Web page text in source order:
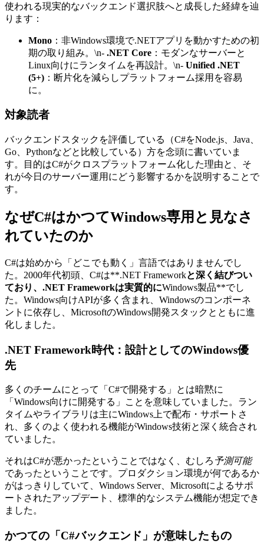
使われる現実的なバックエンド選択肢へと成長した経緯を辿
ります：
Mono ：非Windows環境で.NETアプリを動かすための初
期の取り組み。\n- .NET Core ：モダンなサーバーと
Linux向けにランタイムを再設計。\n- Unified .NET
(5+) ：断片化を減らしプラットフォーム採用を容易
に。
対象読者
バックエンドスタックを評価している（C#をNode.js、Java、
Go、Pythonなどと比較している）方を念頭に書いていま
す。目的はC#がクロスプラットフォーム化した理由と、そ
れが今日のサーバー運用にどう影響するかを説明することで
す。
なぜC#はかつてWindows専用と見なさ
れていたのか
C#は始めから「どこでも動く」言語ではありませんでし
た。2000年代初頭、C#は**.NET Frameworkと深く結びつい
ており、.NET Frameworkは実質的にWindows製品**でし
た。Windows向けAPIが多く含まれ、Windowsのコンポーネ
ントに依存し、MicrosoftのWindows開発スタックとともに進
化しました。
.NET Framework時代：設計としてのWindows優
先
多くのチームにとって「C#で開発する」とは暗黙に
「Windows向けに開発する」ことを意味していました。ラン
タイムやライブラリは主にWindows上で配布・サポートさ
れ、多くのよく使われる機能がWindows技術と深く統合され
ていました。
それはC#が悪かったということではなく、むしろ 予測可能
であったということです。プロダクション環境が何であるか
がはっきりしていて、Windows Server、Microsoftによるサポ
ートされたアップデート、標準的なシステム機能が想定でき
ました。
かつての「C#バックエンド」が意味したもの